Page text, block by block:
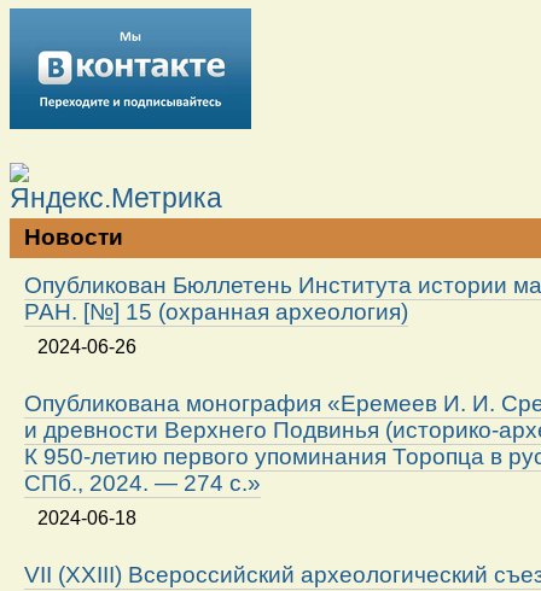
Новости
Опубликован Бюллетень Института истории
РАН. [№] 15 (охранная археология)
2024-06-26
Опубликована монография «Еремеев И. И.
и древности Верхнего Подвинья (историко-
К 950-летию первого упоминания Торопца в
СПб., 2024. — 274 с.»
2024-06-18
VII (XXIII) Всероссийский археологический